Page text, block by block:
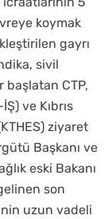
koymak
gayrı
sivil
CTP,
ve Kıbrıs
ziyaret
Başkanı ve
eski Bakanı
son
uzun vadeli